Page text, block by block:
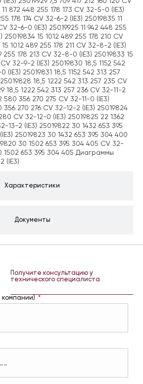
Характеристики
Документы
872 448 255 178 173 CV 32-5-0 (IE3)
178 174 CV 32-6-2 (IE3) 25019835 11
32-6-0 (IE3) 25019925 11 942 448 255
25019834 15 1012 489 255 178 210 CV
1012 489 255 178 211 CV 32-8-2 (IE3)
255 178 213 CV 32-8-0 (IE3) 25019833 15
32-9-2 (IE3) 25019830 18,5 1152 542
(IE3) 25019831 18,5 1152 542 313 257
18,5 1222 542 313 257 235 CV
18,5 1222 542 313 257 236 CV 32-11-2
580 356 270 275 CV 32-11-0 (IE3)
356 270 276 CV 32-12-2 (IE3) 25019824
CV 32-12-0 (IE3) 25019825 22 1362
13-2 (IE3) 25019822 30 1432 653 395
25019823 30 1432 653 395 304 400
30 1502 653 395 304 405 CV 32-
1502 653 395 304 405 Диаграммы
(IE3)
Получите консультацию у
технического специалиста